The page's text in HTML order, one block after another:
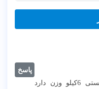
پاسخ
سلام ببخشید بسته پستی 6کیلو وزن دارد